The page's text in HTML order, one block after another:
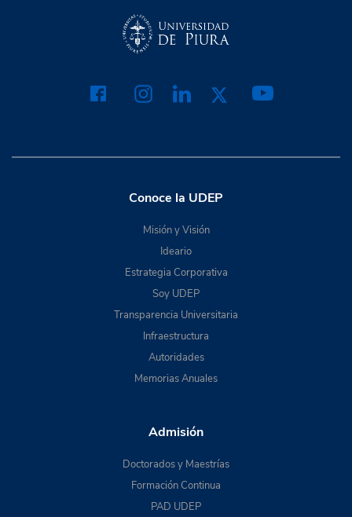
Conoce la UDEP
Misión y Visión
Ideario
Estrategia Corporativa
Soy UDEP
Transparencia Universitaria
Infraestructura
Autoridades
Memorias Anuales
Admisión
Doctorados y Maestrías
Formación Continua
PAD UDEP